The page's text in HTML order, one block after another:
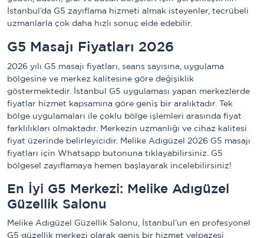
İstanbul’da G5 zayıflama hizmeti almak isteyenler, tecrübeli
uzmanlarla çok daha hızlı sonuç elde edebilir.
G5 Masajı Fiyatları 2026
2026 yılı G5 masajı fiyatları, seans sayısına, uygulama
bölgesine ve merkez kalitesine göre değişiklik
göstermektedir. İstanbul G5 uygulaması yapan merkezlerde
fiyatlar hizmet kapsamına göre geniş bir aralıktadır. Tek
bölge uygulamaları ile çoklu bölge işlemleri arasında fiyat
farklılıkları olmaktadır. Merkezin uzmanlığı ve cihaz kalitesi
fiyat üzerinde belirleyicidir. Melike Adıgüzel 2026 G5 masajı
fiyatları için Whatsapp butonuna tıklayabilirsiniz. G5
bölgesel zayıflamaya hemen başlayarak incelebilirsiniz!
En İyi G5 Merkezi: Melike Adıgüzel
Güzellik Salonu
Melike Adıgüzel Güzellik Salonu, İstanbul’un en profesyonel
G5 güzellik merkezi olarak geniş bir hizmet yelpazesi